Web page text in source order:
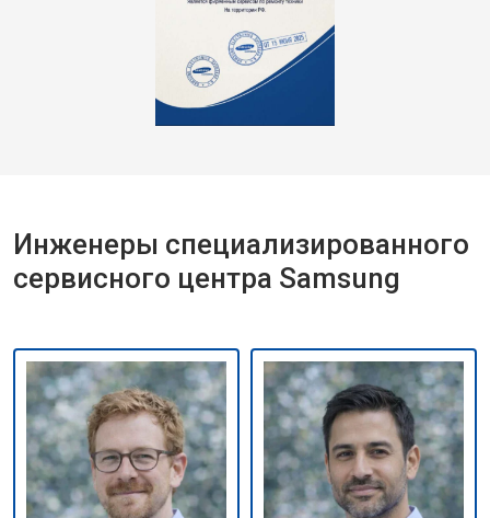
Инженеры специализированного
сервисного центра Samsung